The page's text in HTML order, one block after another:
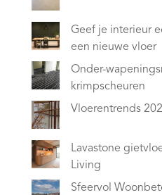
Geef je interieur
een nieuwe vloer
Onder-
krimpscheuren
Vloerentrends
Lavastone
Living
Sfeervol